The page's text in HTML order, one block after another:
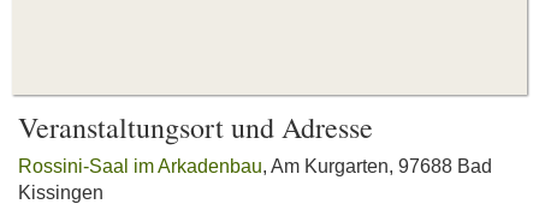
Veranstaltungsort und Adresse
Rossini-Saal im Arkadenbau, Am Kurgarten, 97688 Bad
Kissingen